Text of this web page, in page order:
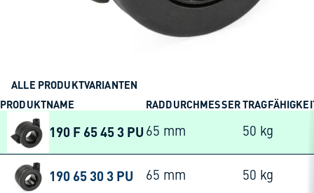
ALLE PRODUKTVARIANTEN
PRODUKTNAME
RADDURCHMESSER
190 F 65 45 3 PU 65 mm 50 kg
190 65 30 3 PU 65 mm 50 kg